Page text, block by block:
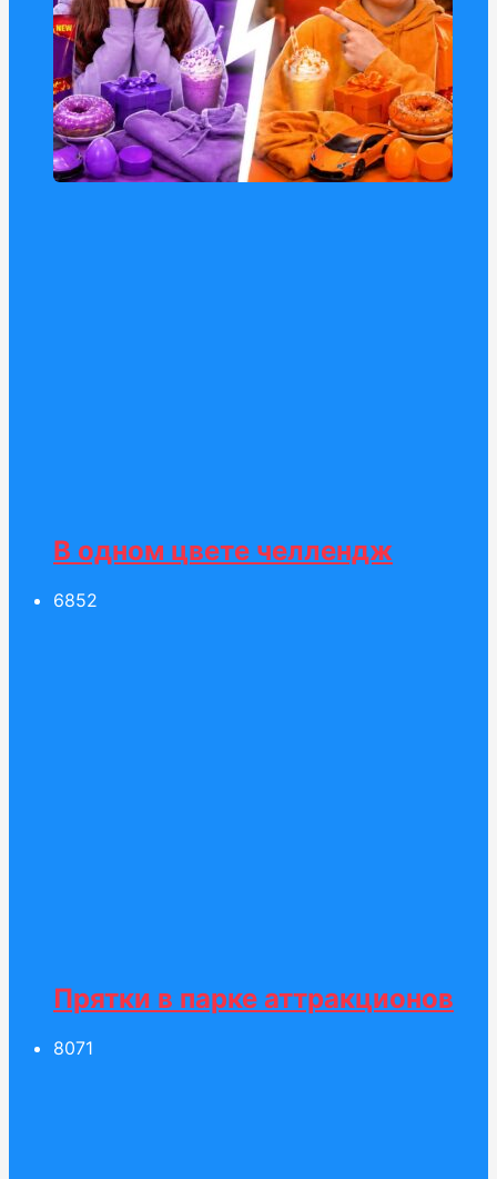
В одном цвете челлендж
6852
Прятки в парке аттракционов
8071